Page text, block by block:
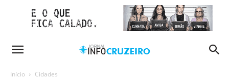
Início Cidades